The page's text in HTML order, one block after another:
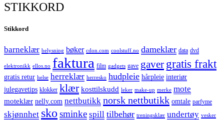
STIKKORD
Stikkord
barneklær belysning bøker cdon.com coolstuff.no dameklær data dvd
elektronikk ellos.no faktura film gadgets gave gaver gratis frakt
gratis retur helse herreklær herresko hudpleie hårpleie interiør
julegavetips klokker klær kosttilskudd leker make-up merke mote
moteklær nelly.com nettbutikk norsk nettbutikk omtale parfyme
skjønnhet sko sminke spill tilbehør treningsklær undertøy vesker